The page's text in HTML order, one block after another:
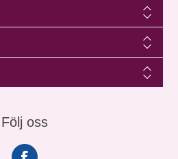
Följ oss